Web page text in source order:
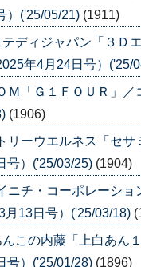
）('25/05/21) (1911)
ディジャパン「３Ｄ
年4月24日号）('25/
Ｍ「Ｇ１ＦＯＵＲ」
(1906)
リーウエルネス「セ
号）('25/03/25) (1904)
ニチ・コーポレーシ
月13日号）('25/03/18)
この内藤「上白あ
号）('25/01/28) (1896)